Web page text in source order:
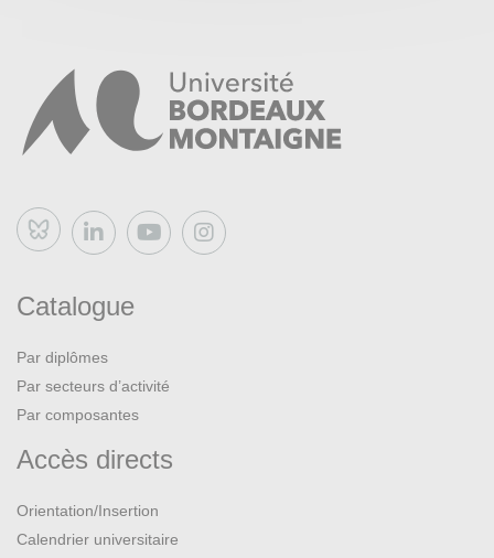
Bluesky
Catalogue
Par diplômes
Par secteurs d’activité
Par composantes
Accès directs
Orientation/Insertion
Calendrier universitaire